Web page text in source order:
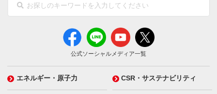
公式ソーシャルメディア一覧
エネルギー・原子力 CSR・サステナビリティ